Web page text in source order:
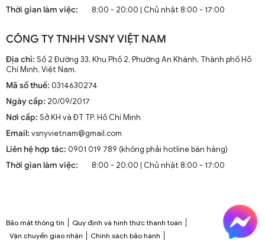
Thời gian làm việc:
8:00 - 20:00 | Chủ nhật 8:00 - 17:00
CÔNG TY TNHH VSNY VIỆT NAM
Địa chỉ: Số 2 Đường 33, Khu Phố 2, Phường An Khánh, Thành phố Hồ
Chí Minh, Việt Nam.
Mã số thuế: 0314630274
Ngày cấp: 20/09/2017
Nơi cấp: Sở KH và ĐT TP. Hồ Chí Minh
Email: vsnyvietnam@gmail.com
Liên hệ hợp tác: 0901 019 789 (không phải hotline bán hàng)
Thời gian làm việc:
8:00 - 20:00 | Chủ nhật 8:00 - 17:00
Bảo mật thông tin
Quy định và hình thức thanh toán
Vận chuyển giao nhận
Chính sách bảo hành